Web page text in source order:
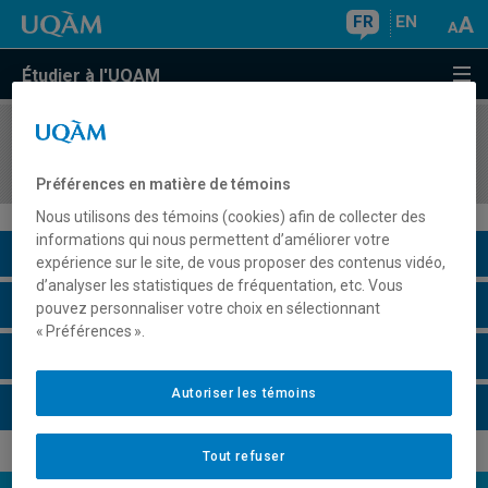
FR EN
Étudier à l'UQAM
COURS//
Description du cours
Horaire - Été 2026
Préférences en matière de témoins
Nous utilisons des témoins (cookies) afin de collecter des
informations qui nous permettent d’améliorer votre
expérience sur le site, de vous proposer des contenus vidéo,
d’analyser les statistiques de fréquentation, etc. Vous
pouvez personnaliser votre choix en sélectionnant
« Préférences ».
Tout refuser
Autoriser les témoins